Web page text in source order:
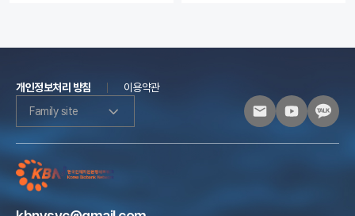
개인정보처리 방침
이용약관
Family site